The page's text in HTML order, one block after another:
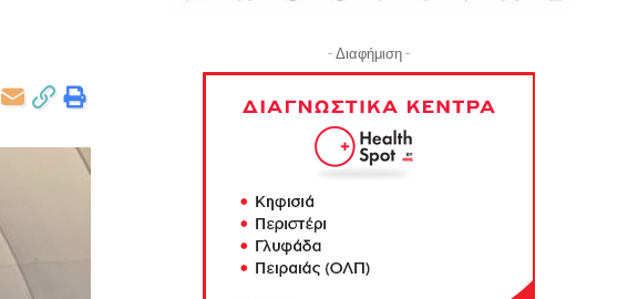
- Διαφήμιση -